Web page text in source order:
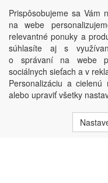
Copyright © Penepex
Penepex s.r.o., Za Špicí
CZ03220923; zápis do
Brně
Prispôsobujeme sa Vám
na webe
relevantné ponuky a
súhlasíte aj s
o správaní na webe
sociálnych sieťach a v
Personalizáciu a
alebo upraviť všetky